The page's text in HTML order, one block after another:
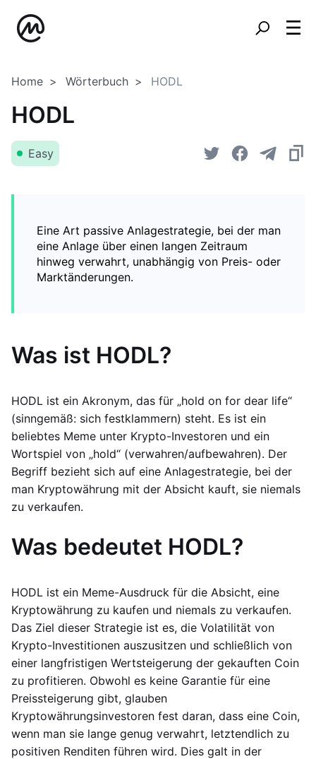
Home Wörterbuch HODL
HODL
Easy
Eine Art passive Anlagestrategie, bei der man
eine Anlage über einen langen Zeitraum
hinweg verwahrt, unabhängig von Preis- oder
Marktänderungen.
Was ist HODL?
HODL ist ein Akronym, das für „hold on for dear life“
(sinngemäß: sich festklammern) steht. Es ist ein
beliebtes Meme unter Krypto-Investoren und ein
Wortspiel von „hold“ (verwahren/aufbewahren). Der
Begriff bezieht sich auf eine Anlagestrategie, bei der
man Kryptowährung mit der Absicht kauft, sie niemals
zu verkaufen.
Was bedeutet HODL?
HODL ist ein Meme-Ausdruck für die Absicht, eine
Kryptowährung zu kaufen und niemals zu verkaufen.
Das Ziel dieser Strategie ist es, die Volatilität von
Krypto-Investitionen auszusitzen und schließlich von
einer langfristigen Wertsteigerung der gekauften Coin
zu profitieren. Obwohl es keine Garantie für eine
Preissteigerung gibt, glauben
Kryptowährungsinvestoren fest daran, dass eine Coin,
wenn man sie lange genug verwahrt, letztendlich zu
positiven Renditen führen wird. Dies galt in der